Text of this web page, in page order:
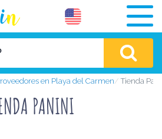
en Playa del Carmen Tienda
PANINI